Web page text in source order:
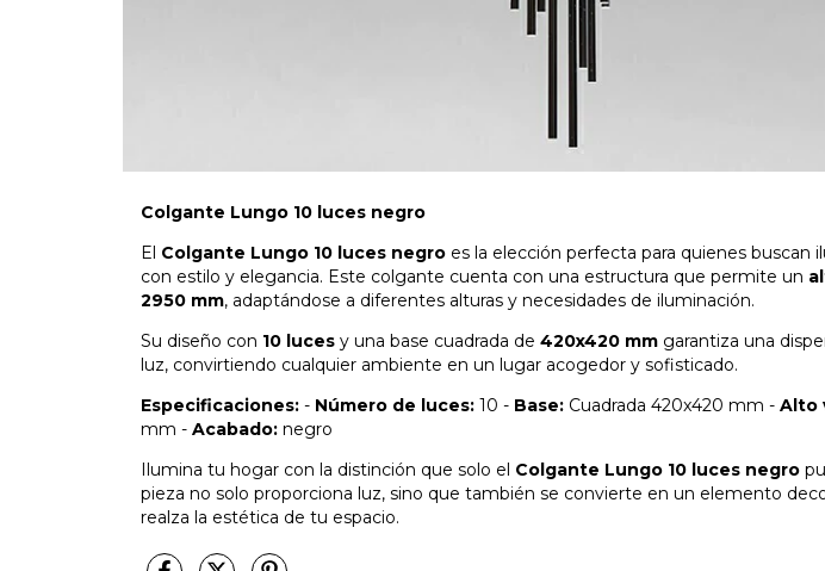
Colgante Lungo 10 luces negro
El Colgante Lungo 10 luces negro es la elección perfecta para quienes buscan
con estilo y elegancia. Este colgante cuenta con una estructura que permite un
2950 mm, adaptándose a diferentes alturas y necesidades de iluminación.
Su diseño con 10 luces y una base cuadrada de 420x420 mm garantiza una
luz, convirtiendo cualquier ambiente en un lugar acogedor y sofisticado.
Especificaciones: - Número de luces: 10 - Base: Cuadrada 420x420 mm - Alto
mm - Acabado: negro
Ilumina tu hogar con la distinción que solo el Colgante Lungo 10 luces negro
pieza no solo proporciona luz, sino que también se convierte en un elemento
realza la estética de tu espacio.